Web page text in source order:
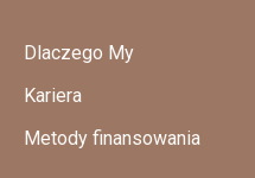
Dlaczego My
Kariera
Metody finansowania